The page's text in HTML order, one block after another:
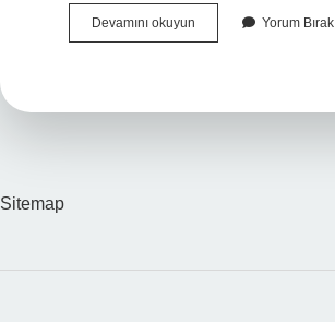
Devamını okuyun Türkiyede
Çıkan
Yorum Bırak
Sitemap